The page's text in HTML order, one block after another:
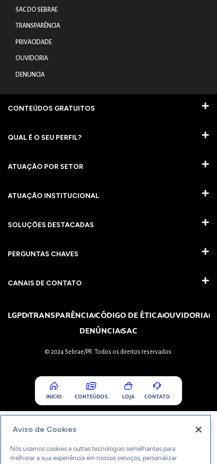
SAC DO SEBRAE
TRANSPARÊNCIA
PRIVACIDADE
OUVIDORIA
DENUNCIA
CONTEÚDOS GRATUITOS
QUAL É O SEU PERFIL?
ATUAÇÃO POR SETOR
ATUAÇÃO INSTITUCIONAL
SOLUÇÕES DESTACADAS
PERGUNTAS CHAVES​
CANAIS DE CONTATO
LGPDTRANSPARÊNCIACÓDIGO DE ÉTICAOUVIDORIA
DENÚNCIASAC
© 2024 Sebrae/PR. Todos os direitos reservados.
INICIO CONTEÚDOS LOJA CONTATO
Aviso de Cookies
Nós usamos cookies e outras tecnologias semelhantes para
melhorar a sua experiência em nossos serviços, personalizar